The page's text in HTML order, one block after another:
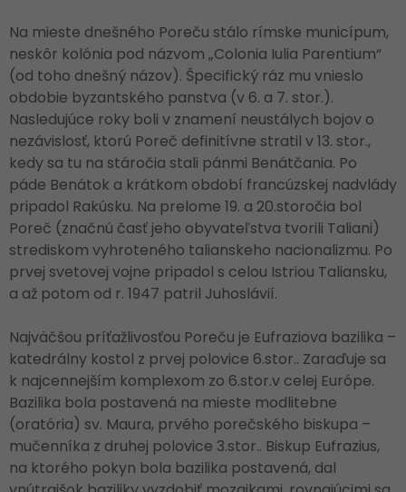
Na mieste dnešného Poreču stálo rímske municípum,
neskôr kolónia pod názvom „Colonia Iulia Parentium“
(od toho dnešný názov). Špecifický ráz mu vnieslo
obdobie byzantského panstva (v 6. a 7. stor.).
Nasledujúce roky boli v znamení neustálych bojov o
nezávislosť, ktorú Poreč definitívne stratil v 13. stor.,
kedy sa tu na stáročia stali pánmi Benátčania. Po
páde Benátok a krátkom období francúzskej nadvlády
pripadol Rakúsku. Na prelome 19. a 20.storočia bol
Poreč (značnú časť jeho obyvateľstva tvorili Taliani)
strediskom vyhroteného talianskeho nacionalizmu. Po
prvej svetovej vojne pripadol s celou Istriou Taliansku,
a až potom od r. 1947 patril Juhoslávií.
Najväčšou príťažlivosťou Poreču je Eufraziova bazilika –
katedrálny kostol z prvej polovice 6.stor.. Zaraďuje sa
k najcennejším komplexom zo 6.stor.v celej Európe.
Bazilika bola postavená na mieste modlitebne
(oratória) sv. Maura, prvého porečského biskupa –
mučenníka z druhej polovice 3.stor.. Biskup Eufrazius,
na ktorého pokyn bola bazilika postavená, dal